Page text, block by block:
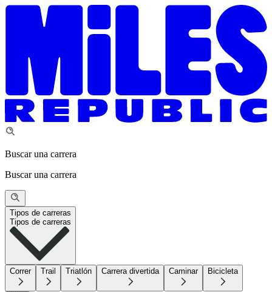
Buscar una carrera
Buscar una carrera
Tipos de carreras
Tipos de carreras
Correr Trail Triatlón Carrera divertida Caminar Bicicleta